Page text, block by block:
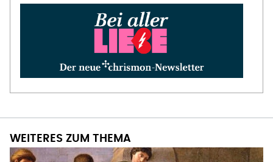
WEITERES ZUM THEMA